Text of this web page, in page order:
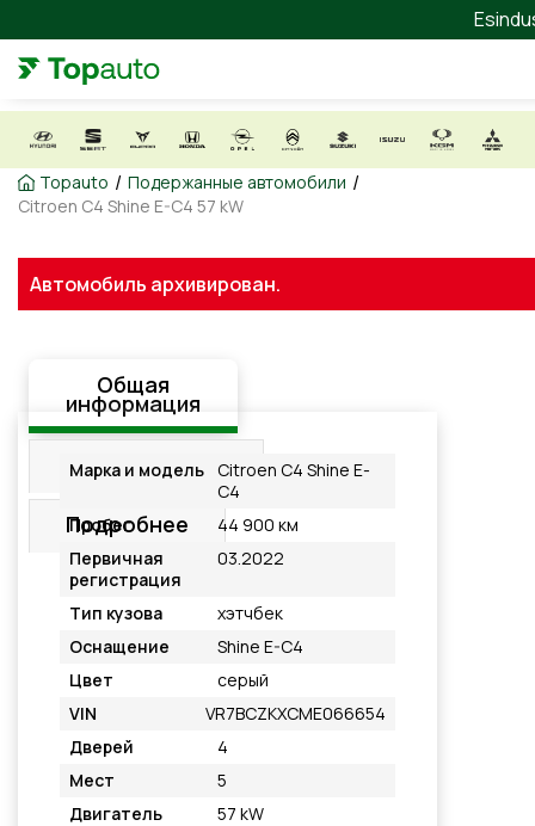
Topauto / Подержанные автомобили /
Citroen C4 Shine E-C4 57 kW
Автомобиль архивирован.
Общая
информация
Оборудование
Подробнее
Марка и модель
Citroen C4 Shine E-
C4
Пробег
44 900 км
Первичная
регистрация
03.2022
Тип кузова
хэтчбек
Оснащение
Shine E-C4
Цвет
серый
VIN
VR7BCZKXCME066654
Дверей
4
Мест
5
Двигатель
57 kW